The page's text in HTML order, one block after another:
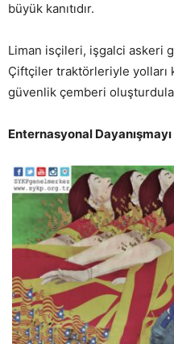
büyük kanıtıdır.
Liman isçileri, işgalci askeri
Çiftçiler traktörleriyle yolları
güvenlik çemberi
Enternasyonal